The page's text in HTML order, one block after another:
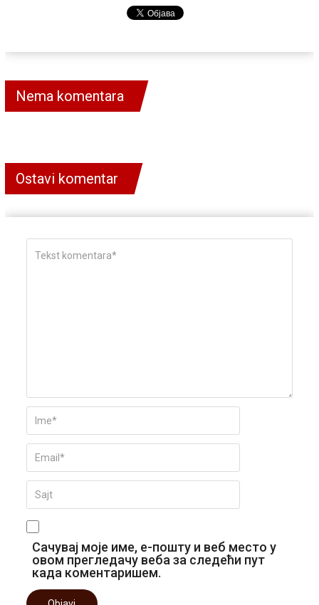
Nema komentara
Ostavi komentar
Сачувај моје име, е-пошту и веб место у
овом прегледачу веба за следећи пут
када коментаришем.